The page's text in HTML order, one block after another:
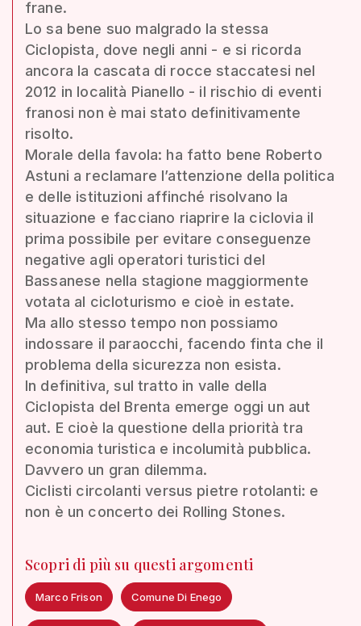
frane.
Lo sa bene suo malgrado la stessa
Ciclopista, dove negli anni - e si ricorda
ancora la cascata di rocce staccatesi nel
2012 in località Pianello - il rischio di eventi
franosi non è mai stato definitivamente
risolto.
Morale della favola: ha fatto bene Roberto
Astuni a reclamare l’attenzione della politica
e delle istituzioni affinché risolvano la
situazione e facciano riaprire la ciclovia il
prima possibile per evitare conseguenze
negative agli operatori turistici del
Bassanese nella stagione maggiormente
votata al cicloturismo e cioè in estate.
Ma allo stesso tempo non possiamo
indossare il paraocchi, facendo finta che il
problema della sicurezza non esista.
In definitiva, sul tratto in valle della
Ciclopista del Brenta emerge oggi un aut
aut. E cioè la questione della priorità tra
economia turistica e incolumità pubblica.
Davvero un gran dilemma.
Ciclisti circolanti versus pietre rotolanti: e
non è un concerto dei Rolling Stones.
Scopri di più su questi argomenti
Marco Frison Comune Di Enego